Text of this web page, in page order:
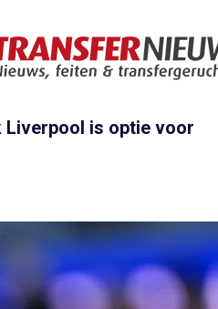
Liverpool is optie voor